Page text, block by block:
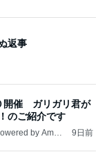
返事
開催 ガリガリ君が
のご紹介です
by Ameb
9日前